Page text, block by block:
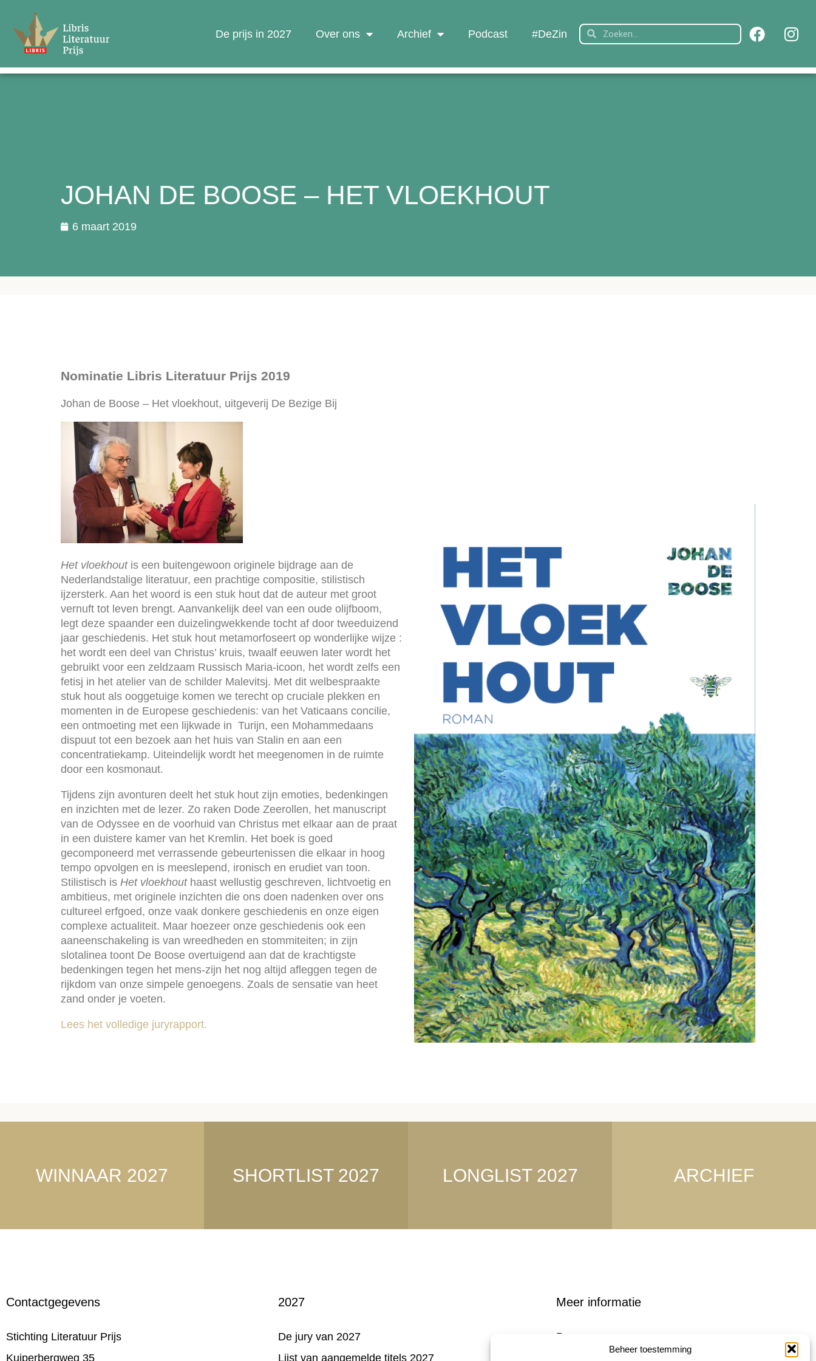
Beheer toestemming
De prijs in 2027 Over ons Archief Podcast #DeZin
JOHAN DE BOOSE – HET VLOEKHOUT
6 maart 2019
Nominatie Libris Literatuur Prijs 2019
Johan de Boose – Het vloekhout, uitgeverij De Bezige Bij
Het vloekhoutis een buitengewoon originele bijdrage aan de
Nederlandstalige literatuur, een prachtige compositie, stilistisch
ijzersterk. Aan het woord is een stuk hout dat de auteur met groot
vernuft tot leven brengt. Aanvankelijk deel van een oude olijfboom,
legt deze spaander een duizelingwekkende tocht af door tweeduizend
jaar geschiedenis. Het stuk hout metamorfoseert op wonderlijke wijze :
het wordt een deel van Christus’ kruis, twaalf eeuwen later wordt het
gebruikt voor een zeldzaam Russisch Maria-icoon, het wordt zelfs een
fetisj in het atelier van de schilder Malevitsj. Met dit welbespraakte
stuk hout als ooggetuige komen we terecht op cruciale plekken en
momenten in de Europese geschiedenis: van het Vaticaans concilie,
een ontmoeting met een lijkwade in Turijn, een Mohammedaans
dispuut tot een bezoek aan het huis van Stalin en aan een
concentratiekamp. Uiteindelijk wordt het meegenomen in de ruimte
door een kosmonaut.
Tijdens zijn avonturen deelt het stuk hout zijn emoties, bedenkingen
en inzichten met de lezer. Zo raken Dode Zeerollen, het manuscript
van de Odyssee en de voorhuid van Christus met elkaar aan de praat
in een duistere kamer van het Kremlin. Het boek is goed
gecomponeerd met verrassende gebeurtenissen die elkaar in hoog
tempo opvolgen en is meeslepend, ironisch en erudiet van toon.
Stilistisch is Het vloekhouthaast wellustig geschreven, lichtvoetig en
ambitieus, met originele inzichten die ons doen nadenken over ons
cultureel erfgoed, onze vaak donkere geschiedenis en onze eigen
complexe actualiteit. Maar hoezeer onze geschiedenis ook een
aaneenschakeling is van wreedheden en stommiteiten; in zijn
slotalinea toont De Boose overtuigend aan dat de krachtigste
bedenkingen tegen het mens-zijn het nog altijd afleggen tegen de
rijkdom van onze simpele genoegens. Zoals de sensatie van heet
zand onder je voeten.
Lees het volledige juryrapport.
WINNAAR 2027 SHORTLIST 2027 LONGLIST 2027 ARCHIEF
Contactgegevens
Stichting Literatuur Prijs
Kuiperbergweg 35
2027
De jury van 2027
Lijst van aangemelde titels 2027
Meer informatie
Persmap